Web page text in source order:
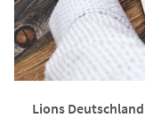
Lions Deutschland